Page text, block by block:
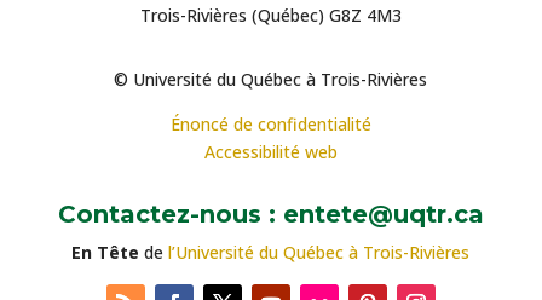
Trois-Rivières (Québec) G8Z 4M3
© Université du Québec à Trois-Rivières
Énoncé de confidentialité
Accessibilité web
Contactez-nous : entete@uqtr.ca
En Tête del’Université du Québec à Trois-Rivières